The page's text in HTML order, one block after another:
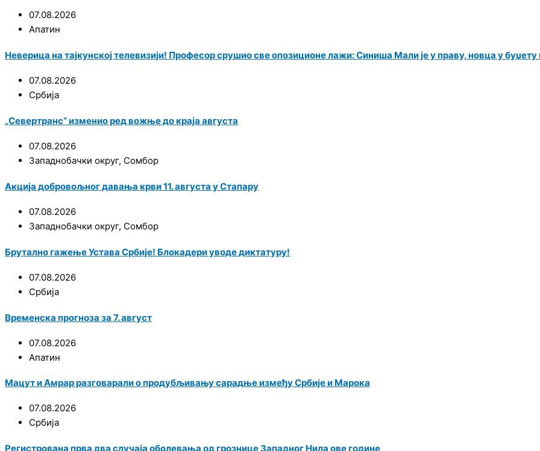
07.08.2026
Апатин
Неверица на тајкунској телевизији! Професор срушио све опозиционе лажи: Синиша Мали је у праву, новца у
07.08.2026
Србија
„Севертранс“ изменио ред вожње до краја августа
07.08.2026
Западнобачки округ, Сомбор
Акција добровољног давања крви 11. августа у Стапару
07.08.2026
Западнобачки округ, Сомбор
Брутално гажење Устава Србије! Блокадери уводе диктатуру!
07.08.2026
Србија
Временска прогноза за 7. август
07.08.2026
Апатин
Мацут и Амрар разговарали о продубљивању сарадње између Србије и Марока
07.08.2026
Србија
Регистрована прва два случаја оболевања од грознице Западног Нила ове године